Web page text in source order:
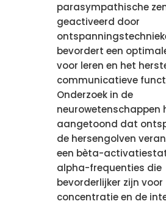
parasympathische
geactiveerd door
bevordert een
voor leren en het
communicatieve
Onderzoek in de
neurowetenschappen
aangetoond dat
de hersengolven
een bèta-
alpha-frequenties die
bevorderlijker zijn voor
concentratie en de